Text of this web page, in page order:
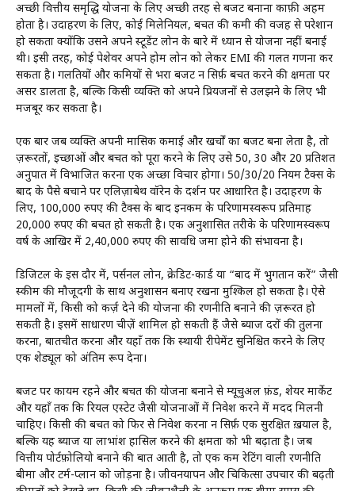
अच्छी वित्तीय समृद्धि योजना के लिए अच्छी तरह से बजट बनाना काफ़ी अहम
होता है। उदाहरण के लिए, कोई मिलेनियल, बचत की कमी की वजह से परेशान
हो सकता क्योंकि उसने अपने स्टूडेंट लोन के बारे में ध्यान से योजना नहीं बनाई
थी। इसी तरह, कोई पेशेवर अपने होम लोन को लेकर EMI की गलत गणना कर
सकता है। गलतियों और कमियों से भरा बजट न सिर्फ़ बचत करने की क्षमता पर
असर डालता है, बल्कि किसी व्यक्ति को अपने प्रियजनों से उलझने के लिए भी
मजबूर कर सकता है।
एक बार जब व्यक्ति अपनी मासिक कमाई और खर्चों का बजट बना लेता है, तो
ज़रूरतों, इच्छाओं और बचत को पूरा करने के लिए उसे 50, 30 और 20 प्रतिशत
अनुपात में विभाजित करना एक अच्छा विचार होगा। 50/30/20 नियम टैक्स के
बाद के पैसे बचाने पर एलिज़ाबेथ वॉरेन के दर्शन पर आधारित है। उदाहरण के
लिए, 100,000 रुपए की टैक्स के बाद इनकम के परिणामस्वरूप प्रतिमाह
20,000 रुपए की बचत हो सकती है। एक अनुशासित तरीके के परिणामस्वरूप
वर्ष के आखिर में 2,40,000 रुपए की सावधि जमा होने की संभावना है।
डिजिटल के इस दौर में, पर्सनल लोन, क्रेडिट-कार्ड या “बाद में भुगतान करें” जैसी
स्कीम की मौजूदगी के साथ अनुशासन बनाए रखना मुश्किल हो सकता है। ऐसे
मामलों में, किसी को कर्ज़ देने की योजना की रणनीति बनाने की ज़रूरत हो
सकती है। इसमें साधारण चीज़ें शामिल हो सकती हैं जैसे ब्याज दरों की तुलना
करना, बातचीत करना और यहाँ तक कि स्थायी रीपेमेंट सुनिश्चित करने के लिए
एक शेड्यूल को अंतिम रूप देना।
बजट पर कायम रहने और बचत की योजना बनाने से म्यूचुअल फ़ंड, शेयर मार्केट
और यहाँ तक कि रियल एस्टेट जैसी योजनाओं में निवेश करने में मदद मिलनी
चाहिए। किसी की बचत को फिर से निवेश करना न सिर्फ़ एक सुरक्षित ख़याल है,
बल्कि यह ब्याज या लाभांश हासिल करने की क्षमता को भी बढ़ाता है। जब
वित्तीय पोर्टफ़ोलियो बनाने की बात आती है, तो एक कम रेटिंग वाली रणनीति
बीमा और टर्म-प्लान को जोड़ना है। जीवनयापन और चिकित्सा उपचार की बढ़ती